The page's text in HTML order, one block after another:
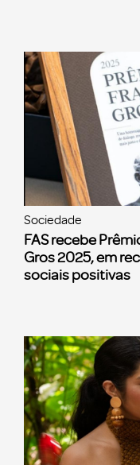
Sociedade
FAS recebe
Gros 2025, em
sociais positivas